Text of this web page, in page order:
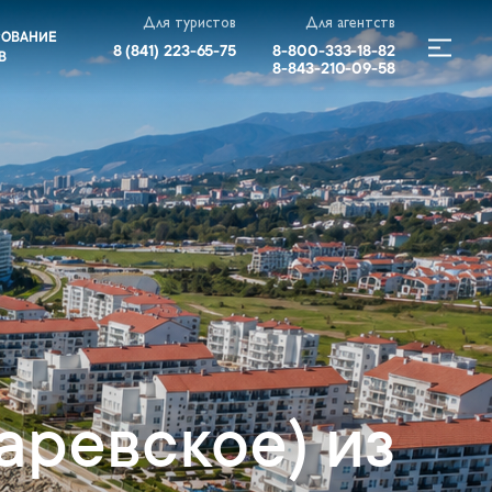
Для туристов
8 (841) 223-65-75
Для агентств
8-800-333-18-82
8-843-210-09-58
из